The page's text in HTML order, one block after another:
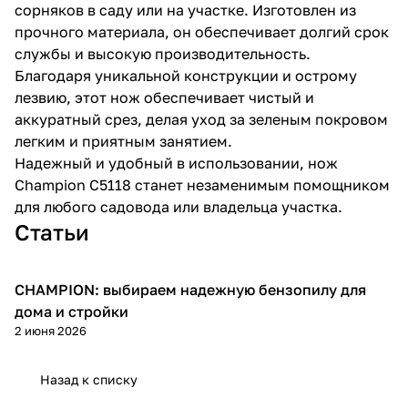
сорняков в саду или на участке. Изготовлен из
прочного материала, он обеспечивает долгий срок
службы и высокую производительность.
Благодаря уникальной конструкции и острому
лезвию, этот нож обеспечивает чистый и
аккуратный срез, делая уход за зеленым покровом
легким и приятным занятием.
Надежный и удобный в использовании, нож
Champion С5118 станет незаменимым помощником
для любого садовода или владельца участка.
Статьи
Пилы
CHAMPION: выбираем надежную бензопилу для
дома и стройки
2 июня 2026
Назад к списку